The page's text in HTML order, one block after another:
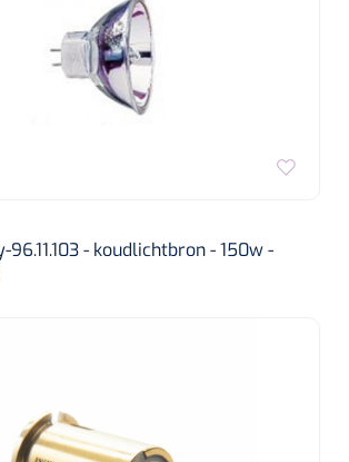
96.11.103 - koudlichtbron - 150w -